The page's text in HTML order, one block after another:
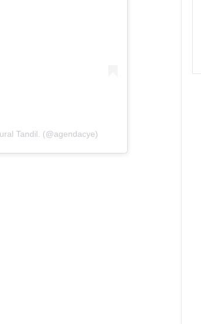
Tandil. (@agendacye)